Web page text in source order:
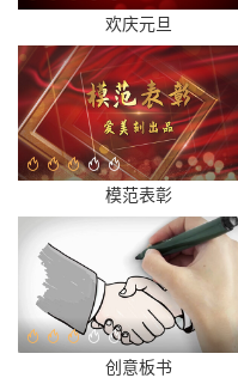
欢庆元旦
模范表彰
创意板书